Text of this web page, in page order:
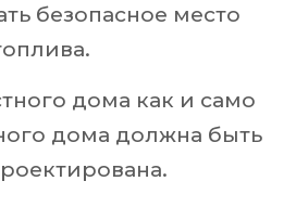
безопасное место
дома как и само
дома должна быть